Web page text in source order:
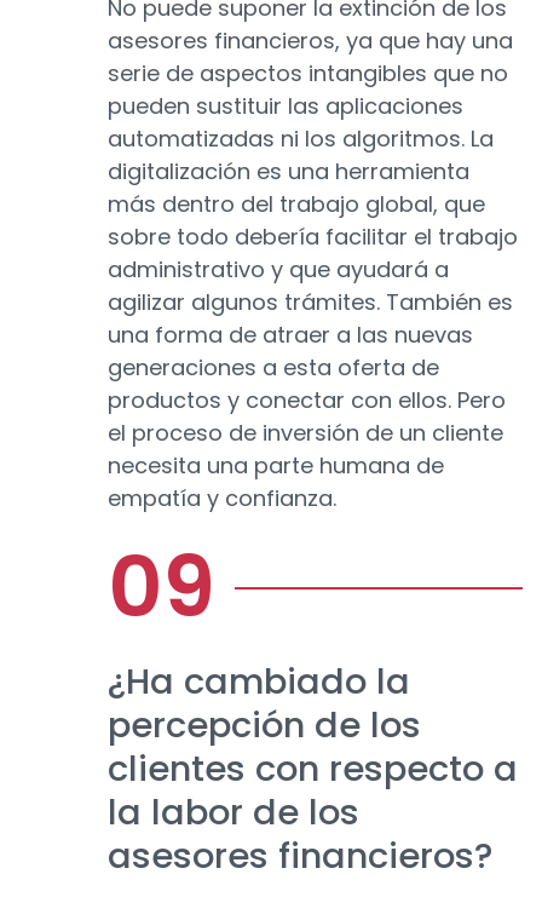
No puede suponer la extinción de los
asesores financieros, ya que hay una
serie de aspectos intangibles que no
pueden sustituir las aplicaciones
automatizadas ni los algoritmos. La
digitalización es una herramienta
más dentro del trabajo global, que
sobre todo debería facilitar el trabajo
administrativo y que ayudará a
agilizar algunos trámites. También es
una forma de atraer a las nuevas
generaciones a esta oferta de
productos y conectar con ellos. Pero
el proceso de inversión de un cliente
necesita una parte humana de
empatía y confianza.
¿Ha cambiado la
percepción de los
clientes con respecto a
la labor de los
asesores financieros?